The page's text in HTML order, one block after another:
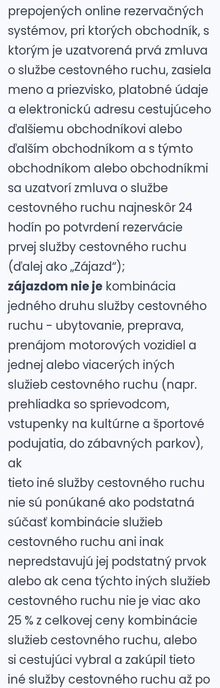
prepojených online rezervačných
systémov, pri ktorých obchodník, s
ktorým je uzatvorená prvá zmluva
o službe cestovného ruchu, zasiela
meno a priezvisko, platobné údaje
a elektronickú adresu cestujúceho
ďalšiemu obchodníkovi alebo
ďalším obchodníkom a s týmto
obchodníkom alebo obchodníkmi
sa uzatvorí zmluva o službe
cestovného ruchu najneskôr 24
hodín po potvrdení rezervácie
prvej služby cestovného ruchu
(ďalej ako „Zájazd“);
zájazdom nie je kombinácia
jedného druhu služby cestovného
ruchu - ubytovanie, preprava,
prenájom motorových vozidiel a
jednej alebo viacerých iných
služieb cestovného ruchu (napr.
prehliadka so sprievodcom,
vstupenky na kultúrne a športové
podujatia, do zábavných parkov),
ak
tieto iné služby cestovného ruchu
nie sú ponúkané ako podstatná
súčasť kombinácie služieb
cestovného ruchu ani inak
nepredstavujú jej podstatný prvok
alebo ak cena týchto iných služieb
cestovného ruchu nie je viac ako
25 % z celkovej ceny kombinácie
služieb cestovného ruchu, alebo
si cestujúci vybral a zakúpil tieto
iné služby cestovného ruchu až po